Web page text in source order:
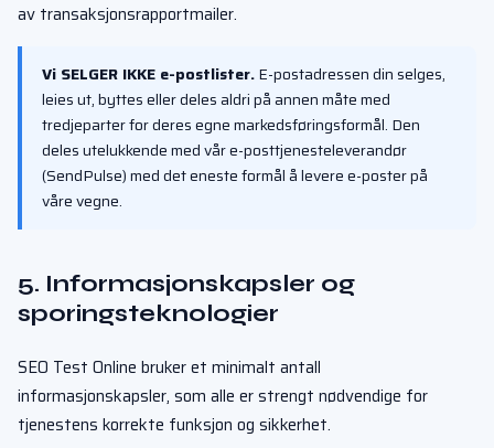
av transaksjonsrapportmailer.
Vi SELGER IKKE e-postlister.E-postadressen din selges,
leies ut, byttes eller deles aldri på annen måte med
tredjeparter for deres egne markedsføringsformål. Den
deles utelukkende med vår e-posttjenesteleverandør
(SendPulse) med det eneste formål å levere e-poster på
våre vegne.
5. Informasjonskapsler og
sporingsteknologier
SEO Test Online bruker et minimalt antall
informasjonskapsler, som alle er strengt nødvendige for
tjenestens korrekte funksjon og sikkerhet.